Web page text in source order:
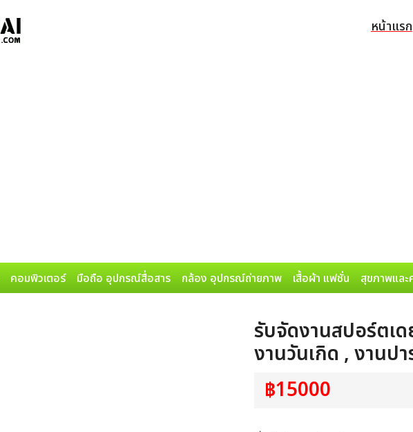
หน้าแรก
คอมพิวเตอร์ มือถือ อุปกรณ์สื่อสาร กล้อง อุปกรณ์ถ่ายภาพ เสื้อผ้า แฟชั่น สุขภาพและ
รับจัดงานสปอร์ตเ
งานวันเกิด , งานป
฿15000